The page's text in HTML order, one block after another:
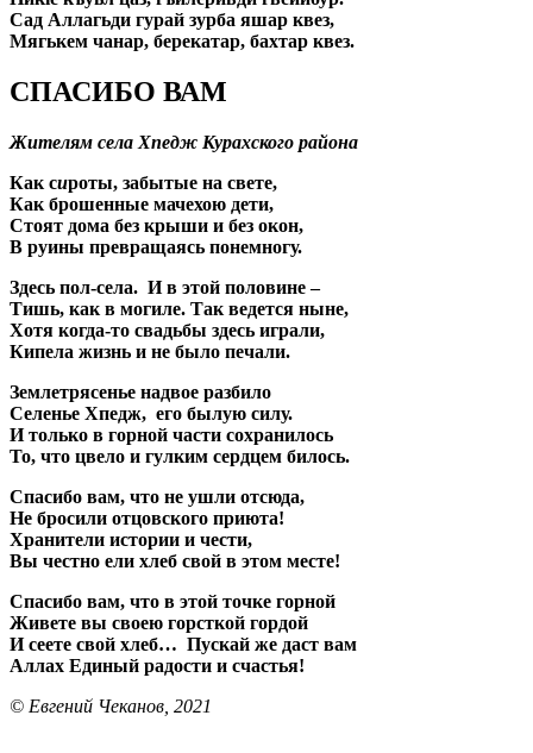
Сад Аллагьди гурай зурба яшар квез,
Мягькем чанар, берекатар, бахтар квез.
СПАСИБО ВАМ
Жителям села Хпедж Курахского района
Как сироты, забытые на свете,
Как брошенные мачехою дети,
Стоят дома без крыши и без окон,
В руины превращаясь понемногу.
Здесь пол-села. И в этой половине –
Тишь, как в могиле. Так ведется ныне,
Хотя когда-то свадьбы здесь играли,
Кипела жизнь и не было печали.
Землетрясенье надвое разбило
Селенье Хпедж, его былую силу.
И только в горной части сохранилось
То, что цвело и гулким сердцем билось.
Спасибо вам, что не ушли отсюда,
Не бросили отцовского приюта!
Хранители истории и чести,
Вы честно ели хлеб свой в этом месте!
Спасибо вам, что в этой точке горной
Живете вы своею горсткой гордой
И сеете свой хлеб… Пускай же даст вам
Аллах Единый радости и счастья!
© Евгений Чеканов, 2021